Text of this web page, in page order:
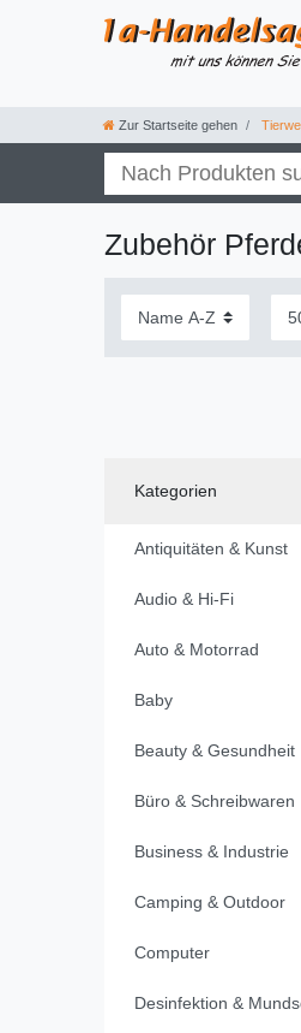
Zur Startseite gehen
Zubehör
Kategorien
Antiquitäten & Kunst
Audio & Hi-Fi
Auto & Motorrad
Baby
Beauty & Gesundheit
Büro & Schreibwaren
Business & Industrie
Camping & Outdoor
Computer
Desinfektion &